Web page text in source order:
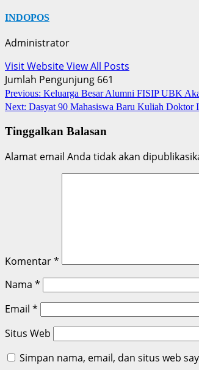
INDOPOS
Administrator
Visit WebsiteView All Posts
Jumlah Pengunjung 661
Post
navigation
Previous: Keluarga Besar Alumni FISIP UBK
Next: Dasyat 90 Mahasiswa Baru Kuliah
Tinggalkan Balasan
Alamat email Anda tidak akan
Komentar*
Nama *
Email *
Situs Web
Simpan nama, email, dan situs web